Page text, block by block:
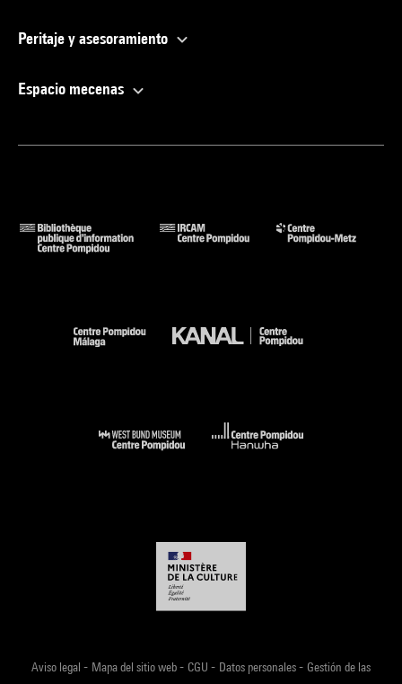
Peritaje y asesoramiento
Espacio mecenas
Aviso legal - Mapa del sitio web- CGU - Datos personales- Gestión de las